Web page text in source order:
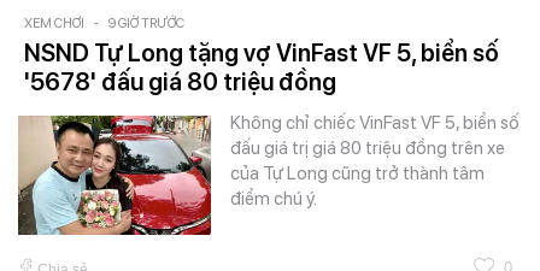
XEM CHƠI - 9 GIỜ TRƯỚC
NSND Tự Long tặng vợ VinFast VF 5, biển số
'5678' đấu giá 80 triệu đồng
Không chỉ chiếc VinFast VF 5, biển số
đấu giá trị giá 80 triệu đồng trên xe
của Tự Long cũng trở thành tâm
điểm chú ý.